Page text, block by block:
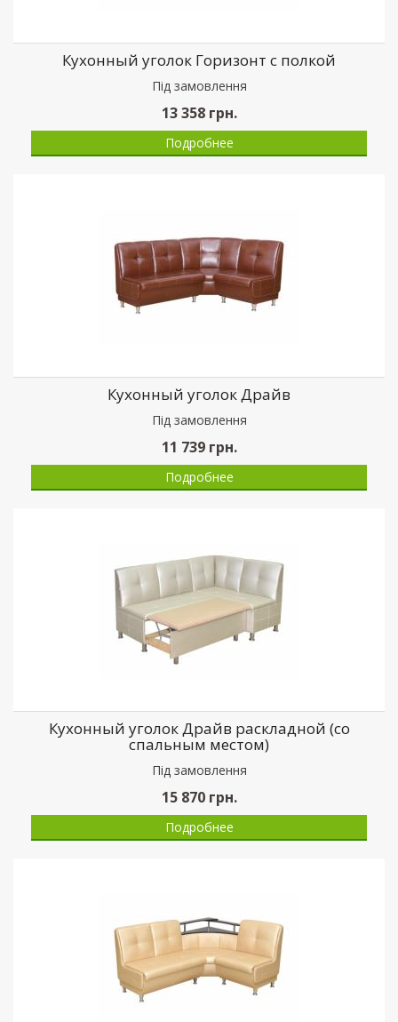
Кухонный уголок Горизонт с полкой
Пiд замовлення
13 358грн.
Подробнее
Кухонный уголок Драйв
Пiд замовлення
11 739грн.
Подробнее
Кухонный уголок Драйв раскладной (со
спальным местом)
Пiд замовлення
15 870грн.
Подробнее